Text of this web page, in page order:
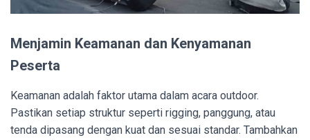
Menjamin Keamanan dan Kenyamanan
Peserta
Keamanan adalah faktor utama dalam acara outdoor.
Pastikan setiap struktur seperti rigging, panggung, atau
tenda dipasang dengan kuat dan sesuai standar. Tambahkan